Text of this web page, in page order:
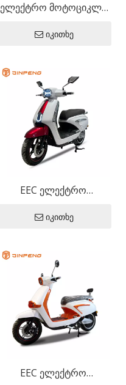
ელექტრო მოტოციკლი
იკითხე
EEC ელექტრო
იკითხე
EEC ელექტრო